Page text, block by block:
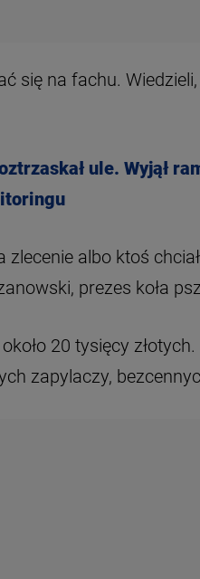
się na fachu.
ule. Wyjął
zlecenie albo ktoś
prezes koła
20 tysięcy
zapylaczy,